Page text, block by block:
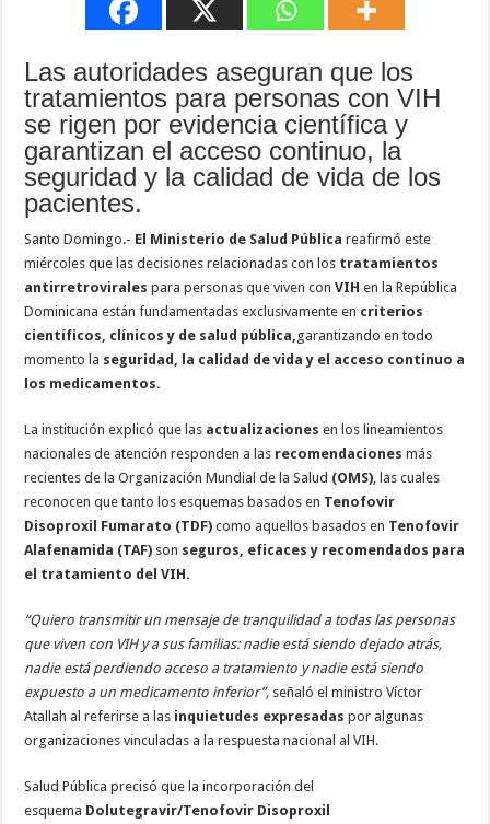
Las autoridades aseguran que los
tratamientos para personas con VIH
se rigen por evidencia científica y
garantizan el acceso continuo, la
seguridad y la calidad de vida de los
pacientes.
Santo Domingo.- El Ministerio de Salud Públicareafirmó este
miércoles que las decisiones relacionadas con los tratamientos
antirretrovirales para personas que viven conVIH en la República
Dominicana están fundamentadas exclusivamente en criterios
científicos, clínicos y de salud pública, garantizando en todo
momento la seguridad, la calidad de vida y el acceso continuo a
los medicamentos.
La institución explicó que las actualizaciones en los lineamientos
nacionales de atención responden a las recomendaciones más
recientes de la Organización Mundial de la Salud (OMS) , las cuales
reconocen que tanto los esquemas basados en Tenofovir
Disoproxil Fumarato (TDF)como aquellos basados en Tenofovir
Alafenamida (TAF) son seguros, eficaces y recomendados para
el tratamiento del VIH.
“Quiero transmitir un mensaje de tranquilidad a todas las personas
que viven con VIH y a sus familias: nadie está siendo dejado atrás,
nadie está perdiendo acceso a tratamiento y nadie está siendo
expuesto a un medicamento inferior”, señaló el ministro Víctor
Atallah al referirse a las inquietudes expresadas por algunas
organizaciones vinculadas a la respuesta nacional al VIH.
Salud Pública precisó que la incorporación del
esquema Dolutegravir/Tenofovir Disoproxil